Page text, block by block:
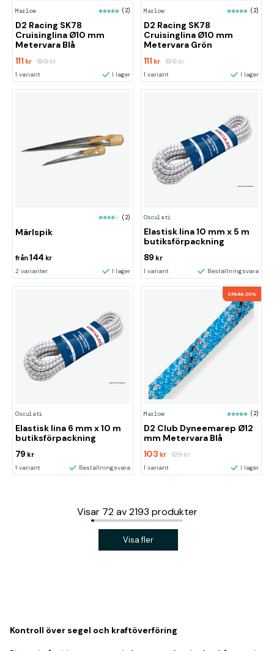
Marlow (2)
D2 Racing SK78
Cruisinglina Ø10 mm
Metervara Blå
111 kr 139kr
1 variant I lager
Marlow (2)
D2 Racing SK78
Cruisinglina Ø10 mm
Metervara Grön
111 kr 139kr
1 variant I lager
(2)
Märlspik
från144 kr
2 varianter I lager
Osculati
Elastisk lina 10 mm x 5 m
butiksförpackning
89 kr
1 variant Beställningsvara
Osculati
Elastisk lina 6 mm x 10 m
butiksförpackning
79 kr
1 variant Beställningsvara
SPARA 20%
Marlow (2)
D2 Club Dyneemarep Ø12
mm Metervara Blå
103 kr 129kr
1 variant I lager
Visar 72 av 2193 produkter
Visa fler
Kontroll över segel och kraftöverföring